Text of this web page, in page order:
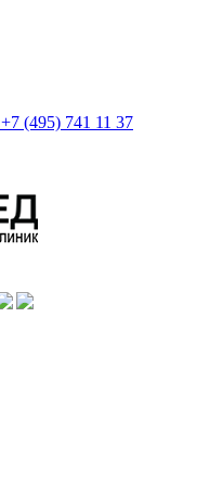
+7 (495) 741 11 37